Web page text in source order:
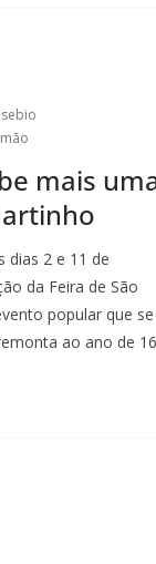
mais
dias 2 e 11 de
da Feira de São
popular que se
ao ano de